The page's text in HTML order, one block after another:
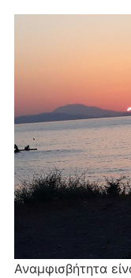
Αναμφισβήτητα